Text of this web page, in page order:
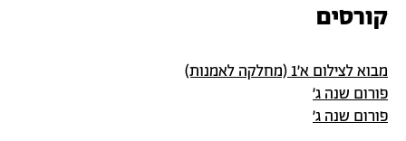
קורסים
מבוא לצילום א'1 (מחלקה לאמנות)
פורום שנה ג'
פורום שנה ג'